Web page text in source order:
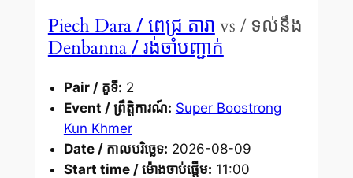
Piech Dara/ ពេជ្រ តារា vs / ទល់នឹង
Denbanna/ រង់ចាំបញ្ជាក់
Pair / គូទី: 2
Event / ព្រឹត្តិការណ៍: Super Boostrong
Kun Khmer
Date / កាលបរិច្ឆេទ: 2026-08-09
Start time / ម៉ោងចាប់ផ្តើម: 11:00